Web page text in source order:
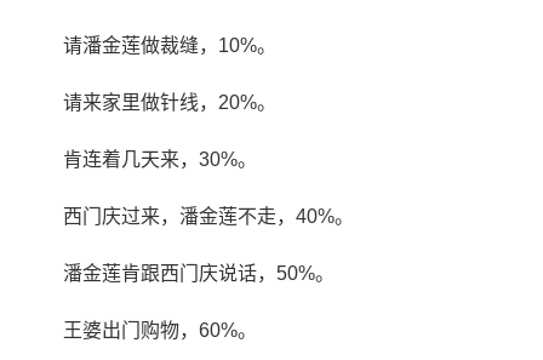
请潘金莲做裁缝，10%。
请来家里做针线，20%。
肯连着几天来，30%。
西门庆过来，潘金莲不走，40%。
潘金莲肯跟西门庆说话，50%。
王婆出门购物，60%。